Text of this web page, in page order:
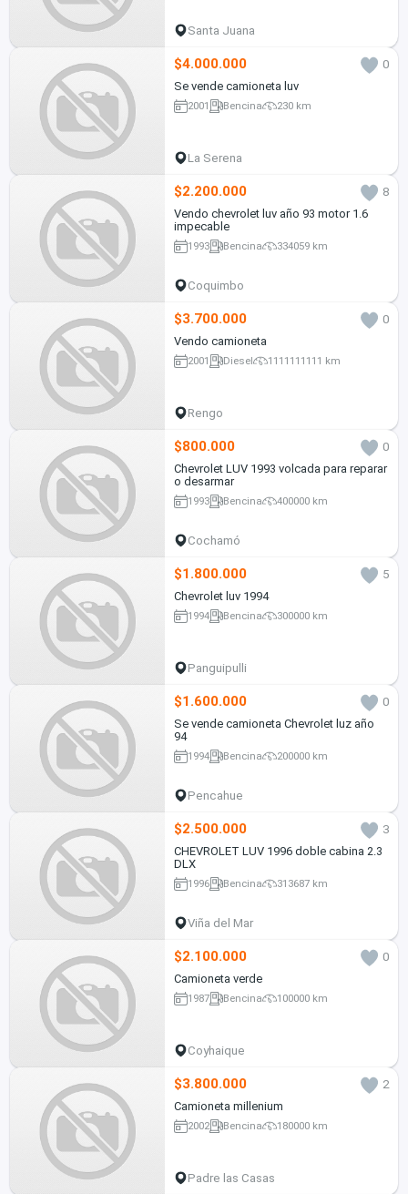
Santa Juana
$4.000.000
0
Se vende camioneta luv
2001 Bencina 230 km
La Serena
$2.200.000
8
Vendo chevrolet luv año 93 motor 1.6
impecable
1993 Bencina 334059 km
Coquimbo
$3.700.000
0
Vendo camioneta
2001 Diesel 1111111111 km
Rengo
$800.000
0
Chevrolet LUV 1993 volcada para reparar
o desarmar
1993 Bencina 400000 km
Cochamó
$1.800.000
5
Chevrolet luv 1994
1994 Bencina 300000 km
Panguipulli
$1.600.000
0
Se vende camioneta Chevrolet luz año
94
1994 Bencina 200000 km
Pencahue
$2.500.000
3
CHEVROLET LUV 1996 doble cabina 2.3
DLX
1996 Bencina 313687 km
Viña del Mar
$2.100.000
0
Camioneta verde
1987 Bencina 100000 km
Coyhaique
$3.800.000
2
Camioneta millenium
2002 Bencina 180000 km
Padre las Casas